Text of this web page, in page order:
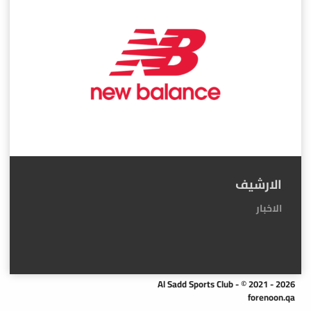
الارشيف
الاخبار
Al Sadd Sports Club - © 2021 - 2026
forenoon.qa